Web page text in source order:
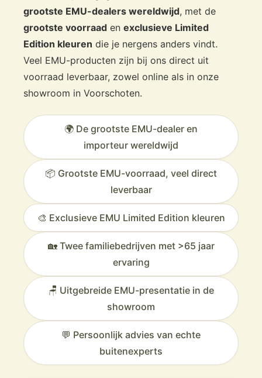
Maak jouw loungehoek compleet met de nieuwe Emu Antigua
collectie.
Ontdek alle varianten en kleuren bijVeurst, Europa’s Emu
specialist.
grootste EMU-dealers wereldwijd, met de
grootste voorraad en exclusieve Limited
Edition kleuren die je nergens anders vindt.
Veel EMU-producten zijn bij ons direct uit
voorraad leverbaar, zowel online als in onze
showroom in Voorschoten.
🌍 De grootste EMU-dealer en
importeur wereldwijd
📦 Grootste EMU-voorraad, veel direct
leverbaar
🎨 Exclusieve EMU Limited Edition kleuren
🏡 Twee familiebedrijven met >65 jaar
ervaring
🪑 Uitgebreide EMU-presentatie in de
showroom
💬 Persoonlijk advies van echte
buitenexperts